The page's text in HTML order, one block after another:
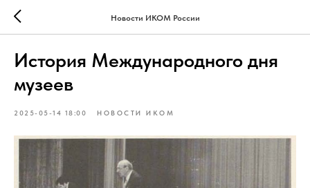
Новости ИКОМ России
История Международного дня
музеев
2025-05-14 18:00 НОВОСТИ ИКОМ